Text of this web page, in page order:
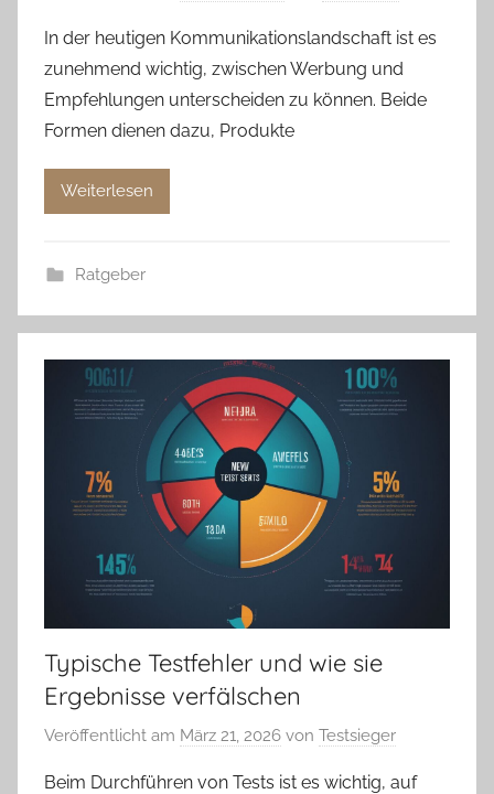
In der heutigen Kommunikationslandschaft ist es
zunehmend wichtig, zwischen Werbung und
Empfehlungen unterscheiden zu können. Beide
Formen dienen dazu, Produkte
Weiterlesen
Ratgeber
Typische Testfehler und wie sie
Ergebnisse verfälschen
Veröffentlicht am März 21, 2026 von Testsieger
Beim Durchführen von Tests ist es wichtig, auf